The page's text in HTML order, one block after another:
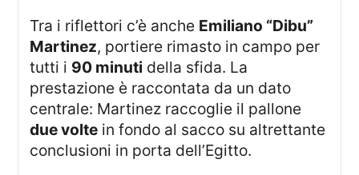
Tra i riflettori c’è anche Emiliano “Dibu”
Martinez, portiere rimasto in campo per
tutti i 90 minuti della sfida. La
prestazione è raccontata da un dato
centrale: Martinez raccoglie il pallone
due volte in fondo al sacco su altrettante
conclusioni in porta dell’Egitto.